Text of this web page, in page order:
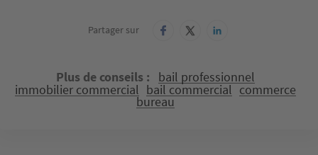
Partager sur
Plus de conseils bail professionnel
immobilier commercial bail commercial commerce
bureau